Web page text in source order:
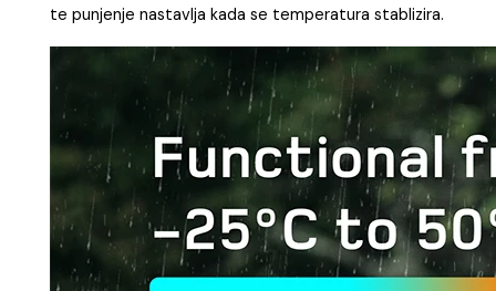
te punjenje nastavlja kada se temperatura stablizira.